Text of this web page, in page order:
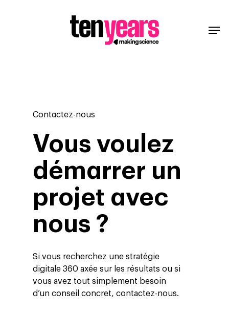
Contactez-nous
Vous voulez
démarrer un
projet avec
nous ?
Si vous recherchez une stratégie
digitale 360 axée sur les résultats ou si
vous avez tout simplement besoin
d’un conseil concret, contactez-nous.